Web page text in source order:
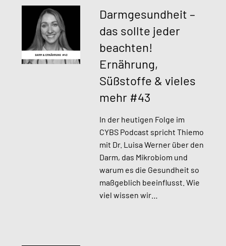
Darmgesundheit –
das sollte jeder
beachten!
Ernährung,
Süßstoffe & vieles
mehr #43
In der heutigen Folge im
CYBS Podcast spricht Thiemo
mit Dr. Luisa Werner über den
Darm, das Mikrobiom und
warum es die Gesundheit so
maßgeblich beeinflusst. Wie
viel wissen wir…